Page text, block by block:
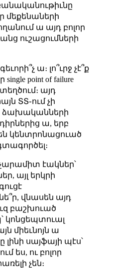
մեքենաների
ա այդ բոլոր
ուշացումների
ա։ լո՞ւրջ չէ՞ք
point of failure
այդ
ՏՏ֊ում չի
ձախականների
ա, երբ
կենտրոնացուած
չարամիտ էակներ՝
այլ երկրի
վնասեն այդ
բաշխուած
կոնցեպտուալ
միեւնոյն ա
լինի սայֆայի պէս՝
ես, ու բոլոր
չեն։